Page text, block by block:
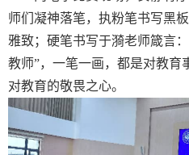
师们凝神落笔，执粉笔书写黑
雅致；硬笔书写于漪老师箴言
教师”，一笔一画，都是对教育
对教育的敬畏之心。